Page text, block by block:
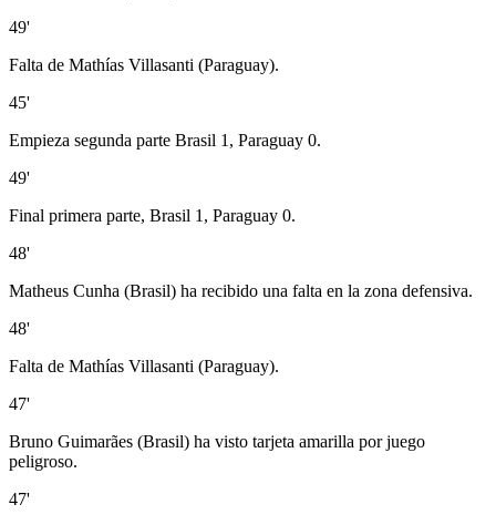
49'
Falta de Mathías Villasanti (Paraguay).
45'
Empieza segunda parte Brasil 1, Paraguay 0.
49'
Final primera parte, Brasil 1, Paraguay 0.
48'
Matheus Cunha (Brasil) ha recibido una falta en la zona defensiva.
48'
Falta de Mathías Villasanti (Paraguay).
47'
Bruno Guimarães (Brasil) ha visto tarjeta amarilla por juego
peligroso.
47'